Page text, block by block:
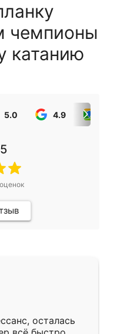
чемпионы
катанию
5.0 4.9
осталась